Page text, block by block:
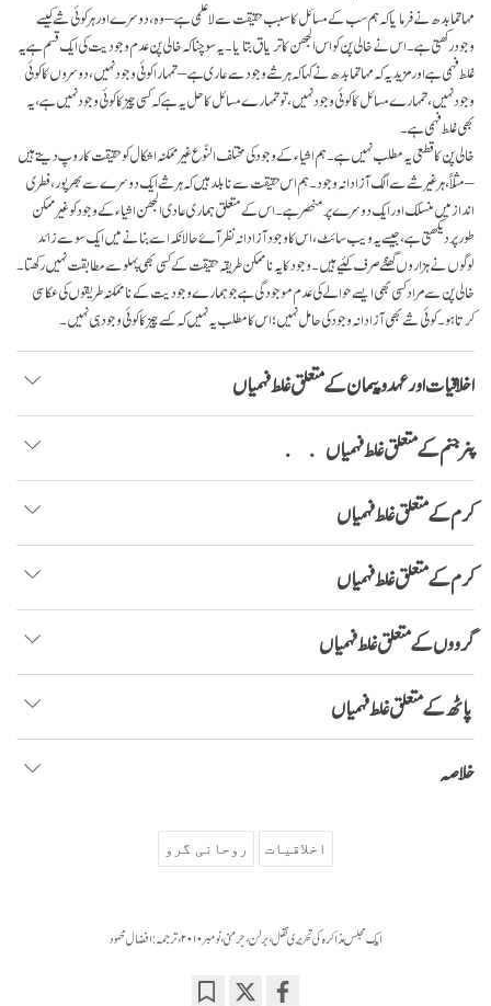
مہاتما بدھ نے فرمایا کہ ہم سب کے مسائل کا سبب حقیقت سے لا علمی ہے – وہ، دوسرے اور ہر کوئی شے کیسے
وجود رکھتی ہے۔ اس نے خالی پن کو اس الجھن کا تریاق بتایا۔ یہ سوچنا کہ خالی پن عدم وجودیت کی ایک قسم ہے یہ
غلط فہمی ہے اور مزید یہ کہ مہاتما بدھ نے کہا کہ ہر شے وجود سے عاری ہے – تمہارا کوئی وجود نہیں، دوسروں کا کوئی
وجود نہیں، تمہارے مسائل کا کوئی وجود نہیں، تو تمہارے مسائل کا حل یہ ہے کہ کسی چیز کا کوئی وجود نہیں ہے، یہ
بھی غلط فہمی ہے۔
خالی پن کا قطعی یہ مطلب نہیں ہے۔ ہم اشیاء کے وجود کی مختلف النّوع غیر ممکنہ اشکال کو حقیقت کا روپ دیتے ہیں
– مثلاً، ہر غیر شے سے الگ آزادانہ وجود۔ ہم اس حقیقت سے نابلد ہیں کہ ہر شے ایک دوسرے سے بھر پور، فطری
انداز میں منسلک اور ایک دوسرے پر منحصر ہے۔ اس کے متعلق ہماری عادی الجھن اشیاء کے وجود کو غیر ممکن
طور پر دیکھتی ہے، جیسے یہ ویب سائٹ، اس کا وجود آزادانہ نظر آۓ حالانکہ اسے بنانے میں ایک سو سے زائد
لوگوں نے ہزاروں گھنٹے صرف کئیے ہیں۔ وجود کا یہ ناممکن طریقہ حقیقت کے کسی بھی پہلو سے مطابقت نہیں رکھتا۔
خالی پن سے مراد کسی بھی ایسے حوالے کی عدم موجودگی ہے جو ہمارے وجودیت کے نا ممکنہ طریقوں کی عکاسی
کرتا ہو۔ کوئی شے بھی آزادانہ وجود کی حامل نہیں؛ اس کا مطلب یہ نہیں کہ کسے چیز کا کوئی وجود ہی نہیں۔
اخلاقیات اور عہد و پیمان کے متعلق غلط فہمیاں
پنر جنم کے متعلق غلط فہمیاں
کرم کے متعلق غلط فہمیاں
کرم کے متعلق غلط فہمیاں
گرووں کے متعلق غلط فہمیاں
پاٹھ کے متعلق غلط فہمیاں
خلاصہ
اخلاقیات روحانی گرو
ایک مجلس مذاکرہ کی تحریری نقل، برلن، جرمنی، نومبر ۲۰۱۰، ترجمہ: افضال محمود